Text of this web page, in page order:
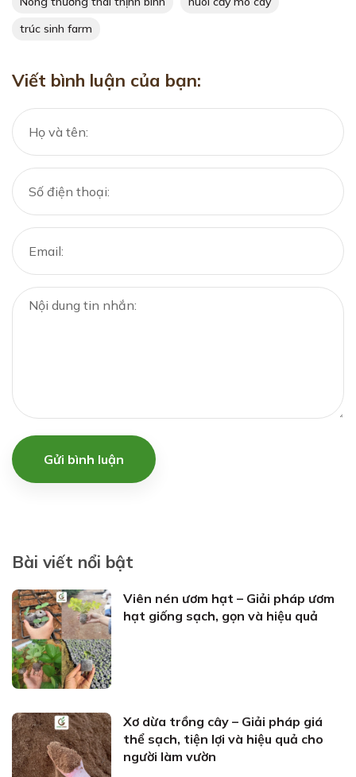
trúc sinh farm
Viết bình luận của bạn:
Gửi bình luận
Bài viết nổi bật
Viên nén ươm hạt – Giải pháp ươm
hạt giống sạch, gọn và hiệu quả
Xơ dừa trồng cây – Giải pháp giá
thể sạch, tiện lợi và hiệu quả cho
người làm vườn